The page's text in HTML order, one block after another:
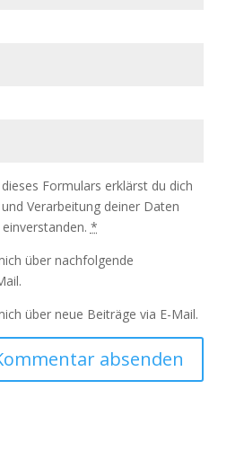
Formulars erklärst du dich
Verarbeitung deiner Daten
*
über nachfolgende
über neue Beiträge via E-Mail.